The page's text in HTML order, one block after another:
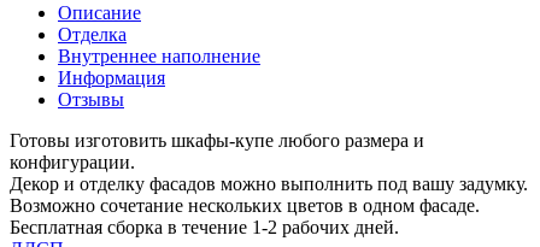
Описание
Отделка
Внутреннее наполнение
Информация
Отзывы
Готовы изготовить шкафы-купе любого размера и
конфигурации.
Декор и отделку фасадов можно выполнить под вашу задумку.
Возможно сочетание нескольких цветов в одном фасаде.
Бесплатная сборка в течение 1-2 рабочих дней.